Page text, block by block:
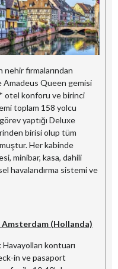
nehir firmalarından
Amadeus Queen gemisi
otel konforu ve birinci
toplam 158 yolcu
yaptığı Deluxe
birisi olup tüm
Her kabinde
minibar, kasa, dahili
havalandırma sistemi ve
Amsterdam (Hollanda)
kontuarı
in ve pasaport